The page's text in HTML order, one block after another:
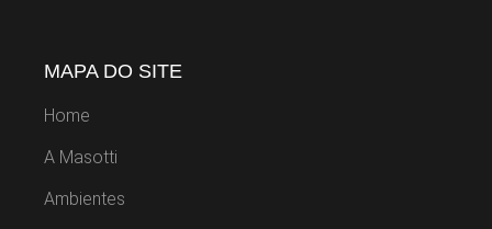
MAPA DO SITE
Home
A Masotti
Ambientes